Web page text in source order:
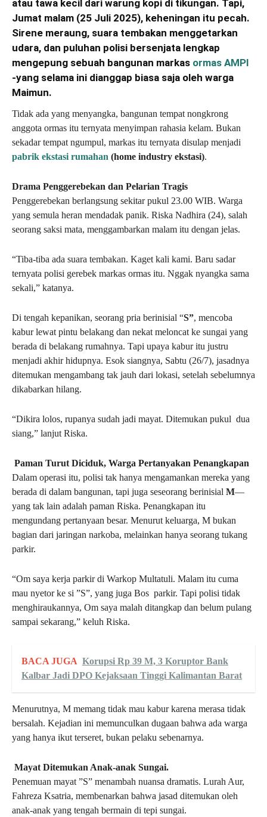
atau tawa kecil dari warung kopi di tikungan. Tapi,
Jumat malam (25 Juli 2025), keheningan itu pecah.
Sirene meraung, suara tembakan menggetarkan
udara, dan puluhan polisi bersenjata lengkap
mengepung sebuah bangunan markas ormas AMPI
-yang selama ini dianggap biasa saja oleh warga
Maimun.
Tidak ada yang menyangka, bangunan tempat nongkrong
anggota ormas itu ternyata menyimpan rahasia kelam. Bukan
sekadar tempat ngumpul, markas itu ternyata disulap menjadi
pabrik ekstasi rumahan (home industry ekstasi).
Drama Penggerebekan dan Pelarian Tragis
Penggerebekan berlangsung sekitar pukul 23.00 WIB. Warga
yang semula heran mendadak panik. Riska Nadhira (24), salah
seorang saksi mata, menggambarkan malam itu dengan jelas.
“Tiba-tiba ada suara tembakan. Kaget kali kami. Baru sadar
ternyata polisi gerebek markas ormas itu. Nggak nyangka sama
sekali,” katanya.
Di tengah kepanikan, seorang pria berinisial “S”, mencoba
kabur lewat pintu belakang dan nekat meloncat ke sungai yang
berada di belakang rumahnya. Tapi upaya kabur itu justru
menjadi akhir hidupnya. Esok siangnya, Sabtu (26/7), jasadnya
ditemukan mengambang tak jauh dari lokasi, setelah sebelumnya
dikabarkan hilang.
“Dikira lolos, rupanya sudah jadi mayat. Ditemukan pukul dua
siang,” lanjut Riska.
Paman Turut Diciduk, Warga Pertanyakan Penangkapan
Dalam operasi itu, polisi tak hanya mengamankan mereka yang
berada di dalam bangunan, tapi juga seseorang berinisial M—
yang tak lain adalah paman Riska. Penangkapan itu
mengundang pertanyaan besar. Menurut keluarga, M bukan
bagian dari jaringan narkoba, melainkan hanya seorang tukang
parkir.
“Om saya kerja parkir di Warkop Multatuli. Malam itu cuma
mau nyetor ke si ”S”, yang juga Bos parkir. Tapi polisi tidak
menghiraukannya, Om saya malah ditangkap dan belum pulang
sampai sekarang,” keluh Riska.
BACA JUGA Korupsi Rp 39 M, 3 Koruptor Bank
Kalbar Jadi DPO Kejaksaan Tinggi Kalimantan Barat
Menurutnya, M memang tidak mau kabur karena merasa tidak
bersalah. Kejadian ini memunculkan dugaan bahwa ada warga
yang hanya ikut terseret, bukan pelaku sebenarnya.
Mayat Ditemukan Anak-anak Sungai.
Penemuan mayat ”S” menambah nuansa dramatis. Lurah Aur,
Fahreza Ksatria, membenarkan bahwa jasad ditemukan oleh
anak-anak yang tengah bermain di tepi sungai.